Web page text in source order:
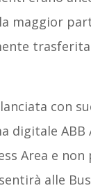
maggior
con
digitale ABB
Area e non
alle